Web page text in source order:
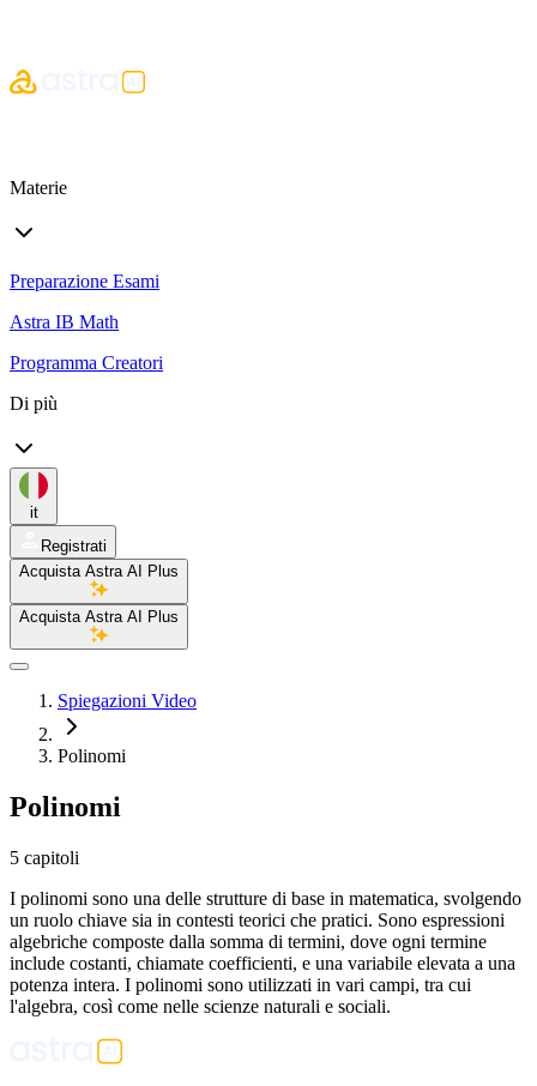
Materie
Preparazione Esami
Astra IB Math
Programma Creatori
Di più
it
Registrati
Acquista Astra AI Plus
Acquista Astra AI Plus
Spiegazioni Video
Polinomi
Polinomi
5 capitoli
I polinomi sono una delle strutture di base in matematica, svolgendo
un ruolo chiave sia in contesti teorici che pratici. Sono espressioni
algebriche composte dalla somma di termini, dove ogni termine
include costanti, chiamate coefficienti, e una variabile elevata a una
potenza intera. I polinomi sono utilizzati in vari campi, tra cui
l'algebra, così come nelle scienze naturali e sociali.